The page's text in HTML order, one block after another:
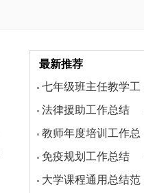
最新推荐
七年级班主任教学工
作总结
法律援助工作总结
教师年度培训工作总
结免疫规划工作总结
大学课程通用总结范